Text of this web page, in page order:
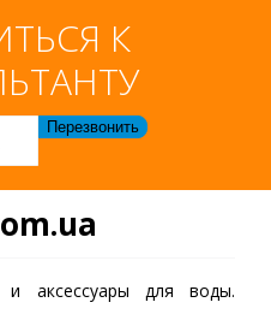
К
и аксессуары для воды.